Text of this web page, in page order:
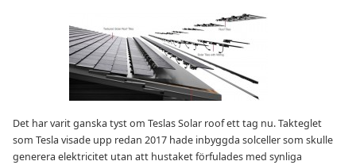
Det har varit ganska tyst om Teslas Solar roof ett tag nu. Takteglet
som Tesla visade upp redan 2017 hade inbyggda solceller som skulle
generera elektricitet utan att hustaket förfulades med synliga